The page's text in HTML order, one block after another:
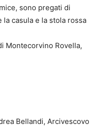
sono pregati di
casula e la stola rossa
Montecorvino Rovella,
Bellandi, Arcivescovo